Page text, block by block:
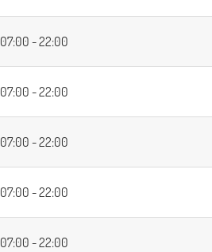
07:00 - 22:00
07:00 - 22:00
07:00 - 22:00
07:00 - 22:00
07:00 - 22:00